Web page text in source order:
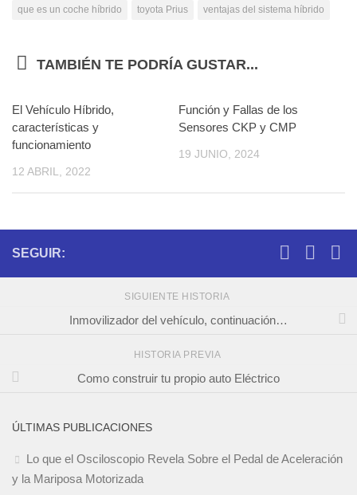
que es un coche híbrido
toyota Prius ventajas del sistema híbrido
TAMBIÉN TE PODRÍA GUSTAR...
El Vehículo Híbrido,
características y
funcionamiento
12 ABRIL, 2022
Función y Fallas de los
Sensores CKP y CMP
19 JUNIO, 2024
SEGUIR:
SIGUIENTE HISTORIA
Inmovilizador del vehículo, continuación…
HISTORIA PREVIA
Como construir tu propio auto Eléctrico
ÚLTIMAS PUBLICACIONES
Lo que el Osciloscopio Revela Sobre el Pedal de Aceleración
y la Mariposa Motorizada